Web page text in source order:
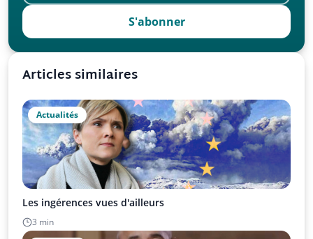
S'abonner
Articles similaires
Actualités
Les ingérences vues d'ailleurs
3 min